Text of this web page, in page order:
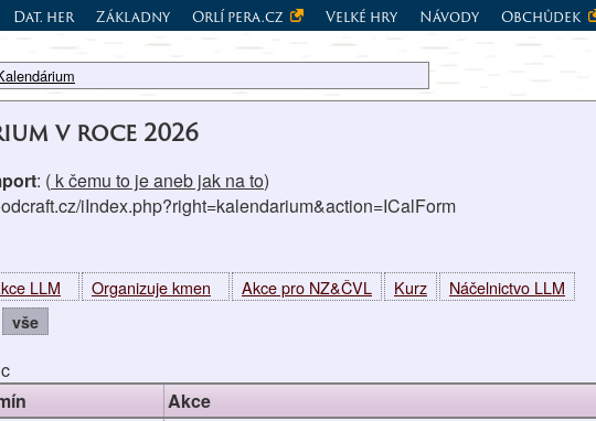
Dat. her Základny Orlí pera.cz Velké hry Návody Obchůdek
v roce 2026
: ( k čemu to je aneb jak na to)
iIndex.php?right=kalendarium&action=ICalForm
LLM Organizuje kmen Akce pro NZ&ČVL Kurz
Náčelnictvo LLM
vše
Akce